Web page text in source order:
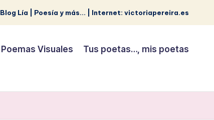
Blog Lía | Poesía y más... | Internet: victoriapereira.es
Poemas Visuales Tus poetas…, mis poetas